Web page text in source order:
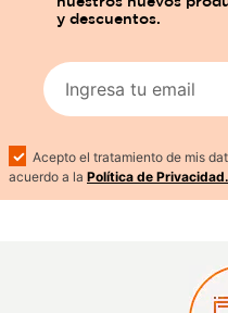
Acepto el tratamiento de mis
acuerdo a la Política de Privacidad.